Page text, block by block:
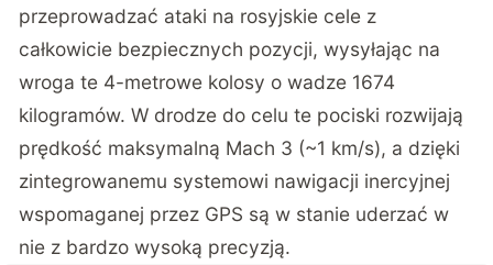
przeprowadzać ataki na rosyjskie cele z
całkowicie bezpiecznych pozycji, wysyłając na
wroga te 4-metrowe kolosy o wadze 1674
kilogramów. W drodze do celu te pociski rozwijają
prędkość maksymalną Mach 3 (~1 km/s), a dzięki
zintegrowanemu systemowi nawigacji inercyjnej
wspomaganej przez GPS są w stanie uderzać w
nie z bardzo wysoką precyzją.